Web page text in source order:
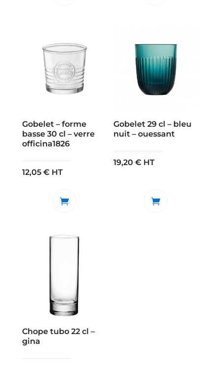
Gobelet – forme
basse 30 cl – verre
officina1826
12,05 € HT
Gobelet 29 cl – bleu
nuit – ouessant
19,20€ HT
Chope tubo 22 cl –
gina